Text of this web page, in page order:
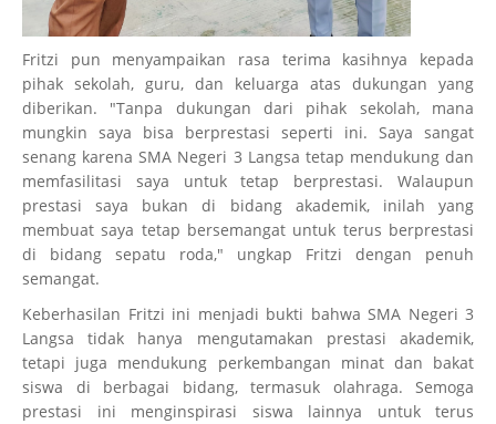
Fritzi pun menyampaikan rasa terima kasihnya kepada
pihak sekolah, guru, dan keluarga atas dukungan yang
diberikan. "Tanpa dukungan dari pihak sekolah, mana
mungkin saya bisa berprestasi seperti ini. Saya sangat
senang karena SMA Negeri 3 Langsa tetap mendukung dan
memfasilitasi saya untuk tetap berprestasi. Walaupun
prestasi saya bukan di bidang akademik, inilah yang
membuat saya tetap bersemangat untuk terus berprestasi
di bidang sepatu roda," ungkap Fritzi dengan penuh
semangat.
Keberhasilan Fritzi ini menjadi bukti bahwa SMA Negeri 3
Langsa tidak hanya mengutamakan prestasi akademik,
tetapi juga mendukung perkembangan minat dan bakat
siswa di berbagai bidang, termasuk olahraga. Semoga
prestasi ini menginspirasi siswa lainnya untuk terus